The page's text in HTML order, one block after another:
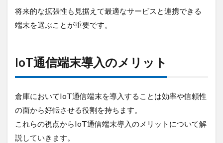
将来的な拡張性も見据えて最適なサービスと連携できる
端末を選ぶことが重要です。
IoT通信端末導入のメリット
倉庫においてIoT通信端末を導入することは効率や信頼性
の面から好転させる役割を持ちます。
これらの視点からIoT通信端末導入のメリットについて解
説していきます。